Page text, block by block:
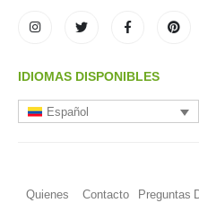
IDIOMAS DISPONIBLES
Español
Quienes
Contacto
Preguntas